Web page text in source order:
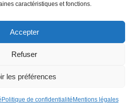
caractéristiques et fonctions.
Accepter
Refuser
les préférences
Politique de confidentialité Mentions légales
international
-
Politique de confidentialité